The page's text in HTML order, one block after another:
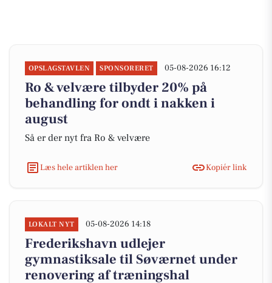
OPSLAGSTAVLEN SPONSORERET 05-08-2026 16:12
Ro & velvære tilbyder 20% på
behandling for ondt i nakken i
august
Så er der nyt fra Ro & velvære
Læs hele artiklen her Kopiér link
LOKALT NYT 05-08-2026 14:18
Frederikshavn udlejer
gymnastiksale til Søværnet under
renovering af træningshal